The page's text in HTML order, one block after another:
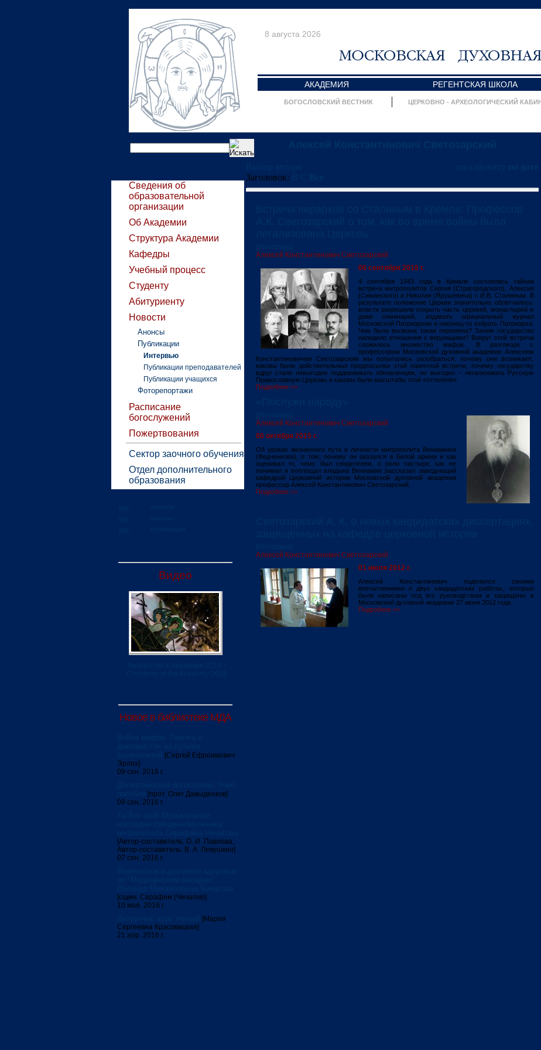
8 августа 2026
АКАДЕМИЯ РЕГЕНТСКАЯ ШКОЛА
БОГОСЛОВСКИЙ ВЕСТНИК ЦЕРКОВНО - АРХЕОЛОГИЧЕСКИЙ
Сведения об
образовательной
организации
Об Академии
Структура Академии
Кафедры
Учебный процесс
Студенту
Абитуриенту
Новости
Анонсы
Публикации
Интервью
Публикации преподавателей
Публикации учащихся
Фоторепортажи
Расписание
богослужений
Пожертвования
Сектор заочного обучения
Отдел дополнительного
образования
Видео
Новое в библиотеке МДА
[Сергей Ефроимович
Эрлих]
09 сен. 2016 г.
[прот. Олег Давыденков]
09 сен. 2016 г.
[Автор-составитель: О. И. Павлова;
Автор-составитель: В. А. Левушкин]
07 сен. 2016 г.
[сщмч. Серафим (Чичагов)]
10 мая. 2016 г.
[Мария
Сергеевна Красовицкая]
21 апр. 2016 г.
Заголовок:
Алексей Константинович Светозарский
06 сентября 2016 г.
4 сентября 1943 года в Кремле состоялась тайная
встреча митрополитов Сергия (Страгородского), Алексия
(Симанского) и Николая (Ярушевича) с И.В. Сталиным. В
результате положение Церкви значительно облегчилось:
власти разрешили открыть часть церквей, монастырей и
даже семинарий, издавать официальный журнал
Московской Патриархии и наконец-то избрать Патриарха.
Чем была вызвана такая перемена? Зачем государство
наладило отношения с верующими? Вокруг этой встречи
сложилось множество мифов. В разговоре с
профессором Московской духовной академии Алексеем
Константиновичем Светозарским мы попытались разобраться, почему они возникают,
каковы были действительные предпосылки этой памятной встречи, почему государству
вдруг стало невыгодно поддерживать обновленцев, но выгодно – легализовать Русскую
Православную Церковь и каковы были масштабы этой «оттепели».
Подробнее >>
Алексей Константинович Светозарский
06 октября 2015 г.
Об уроках жизненного пути и личности митрополита Вениамина
(Федченкова), о том, почему он оказался в Белой армии и как
оценивал то, чему был свидетелем, о роли пастыря, как ее
понимал и воплощал владыка Вениамин рассказал заведующий
кафедрой Церковной истории Московской духовной академии
профессор Алексей Константинович Светозарский.
Подробнее >>
Алексей Константинович Светозарский
01 июля 2012 г.
Алексей Константинович поделился своими
впечатлениями о двух кандидатских работах, которые
были написаны под его руководством и защищены в
Московской духовной академии 27 июня 2012 года.
Подробнее >>